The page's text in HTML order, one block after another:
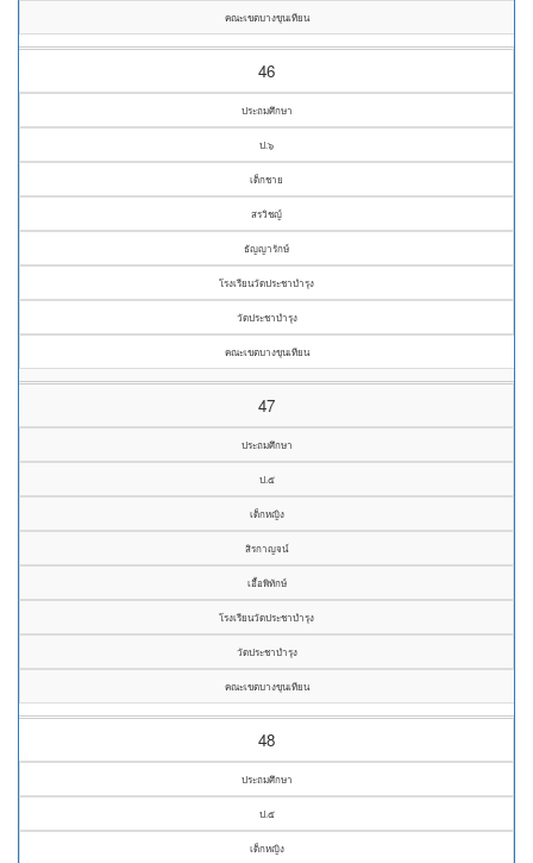
คณะเขตบางขุนเทียน
46
ประถมศึกษา
ป.๖
เด็กชาย
สรวิชญ์
ธัญญารักษ์
โรงเรียนวัดประชาบำรุง
วัดประชาบำรุง
คณะเขตบางขุนเทียน
47
ประถมศึกษา
ป.๕
เด็กหญิง
สิรกาญจน์
เอื้อพิทักษ์
โรงเรียนวัดประชาบำรุง
วัดประชาบำรุง
คณะเขตบางขุนเทียน
48
ประถมศึกษา
ป.๕
เด็กหญิง